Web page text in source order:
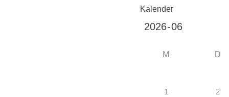
Kalender
M D
1 2